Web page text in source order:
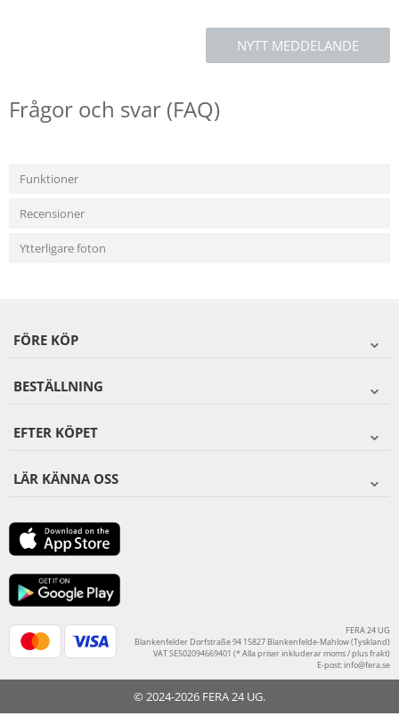
NYTT MEDDELANDE
Frågor och svar (FAQ)
Funktioner
Recensioner
Ytterligare foton
FÖRE KÖP
BESTÄLLNING
EFTER KÖPET
LÄR KÄNNA OSS
FERA 24 UG
Blankenfelder Dorfstraße 94 15827 Blankenfelde-Mahlow (Tyskland)
VAT SE502094669401 (* Alla priser inkluderar moms / plus frakt)
E-post:info@fera.se
© 2024-2026 FERA 24 UG.